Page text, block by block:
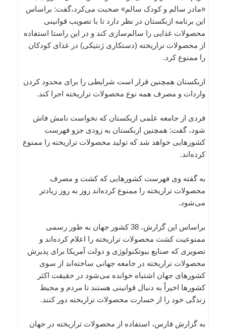
«مادر سالم و کودک سالم» صحبت می‌کرد،‌گفت: براساس
این برنامه ازبکستان در نظر دارد تا با تصویب قوانینی
محصولات غذایی را سالم‌سازی کند و در این راستا استفاده
از محصولات تراریخته (دستکاری ژنتیکی) در غذای کودکان
را ممنوع کرد.
ازبکستان همچنین قرار است شرایطی را برای محدود کردن
واردات و مصرف همه نوع محصولات تراریخته اجرا کند.
فردی از جامعه علمی ازبکستان که نخواست نامش فاش
شود،‌ گفت: همچنین ازبکستان به زودی جزو فهرست
کشورهایی خواهد شد که تولید محصولات تراریخته را ممنوع
کرده‌اند.
به گفته وی فهرست کشورهایی که کشت و مصرف
محصولات تراریخته را ممنوع کرده‌اند روز به روز زیادتر
می‌شود.
براساس این گزارش، 38 کشور جهان به طور رسمی
ممنوعیت کشت محصولات تراریخته را اعلام کرده‌اند و
تصویری که صنایع بیوتکنولوژی و دولت آمریکا برای پذیرش
محصولات تراریخته در جامعه جهانی ساخته‌اند از سوی
کشورهای جهان اشتباه خوانده می‌شود در حقیقت اکثر
کشورها اخیراً به دنبال قوانینی هستند تا مردم و محیط
زندگی خود را از خسارت محصولات تراریخته دور کنند.
به گزارش فارس، استفاده از محصولات تراریخته در جهان